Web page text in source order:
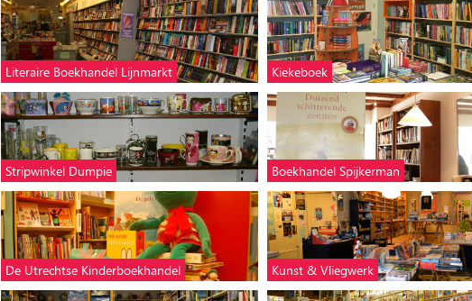
Literaire Boekhandel Lijnmarkt Kiekeboek
Stripwinkel Dumpie Boekhandel Spijkerman
De Utrechtse Kinderboekhandel Kunst & Vliegwerk